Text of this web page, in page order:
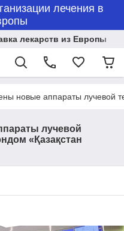
лечения в
лекарств из Европы
новые аппараты лучевой
лучевой
«Қазақстан